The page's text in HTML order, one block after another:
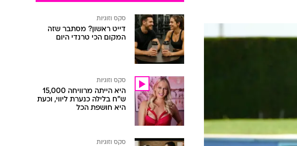
סקס וזוגיות
דייט ראשון? מסתבר שזה
המקום הכי טרנדי היום
סקס וזוגיות
היא הייתה מרוויחה 15,000
ש"ח בלילה כנערת ליווי, וכעת
היא חושפת הכל
סקס וזוגיות